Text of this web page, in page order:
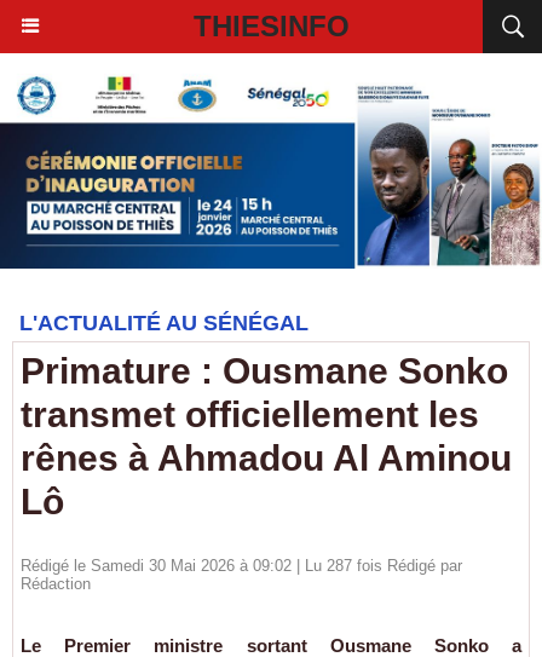
THIESINFO
L'ACTUALITÉ AU SÉNÉGAL
Primature : Ousmane Sonko
transmet officiellement les
rênes à Ahmadou Al Aminou
Lô
Rédigé le Samedi 30 Mai 2026 à 09:02 | Lu 287 fois Rédigé par
Rédaction
Le Premier ministre sortant Ousmane Sonko a